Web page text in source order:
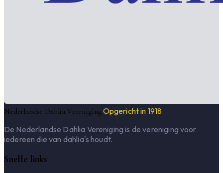
Nederlandse Dahlia VerenigingOpgericht in 1918
De Nederlandse Dahlia Vereniging is de vereniging voor
iedereen die van dahlia's houdt.
Snelle links